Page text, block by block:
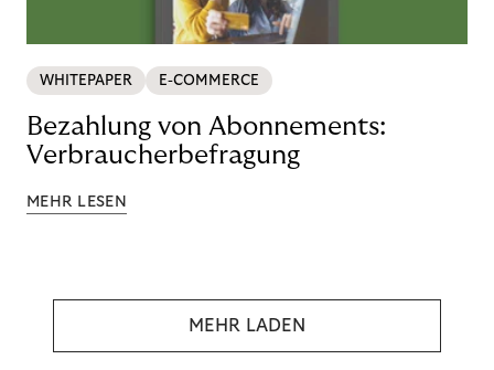
WHITEPAPER E-COMMERCE
Bezahlung von Abonnements:
Verbraucherbefragung
MEHR LESEN
MEHR LADEN